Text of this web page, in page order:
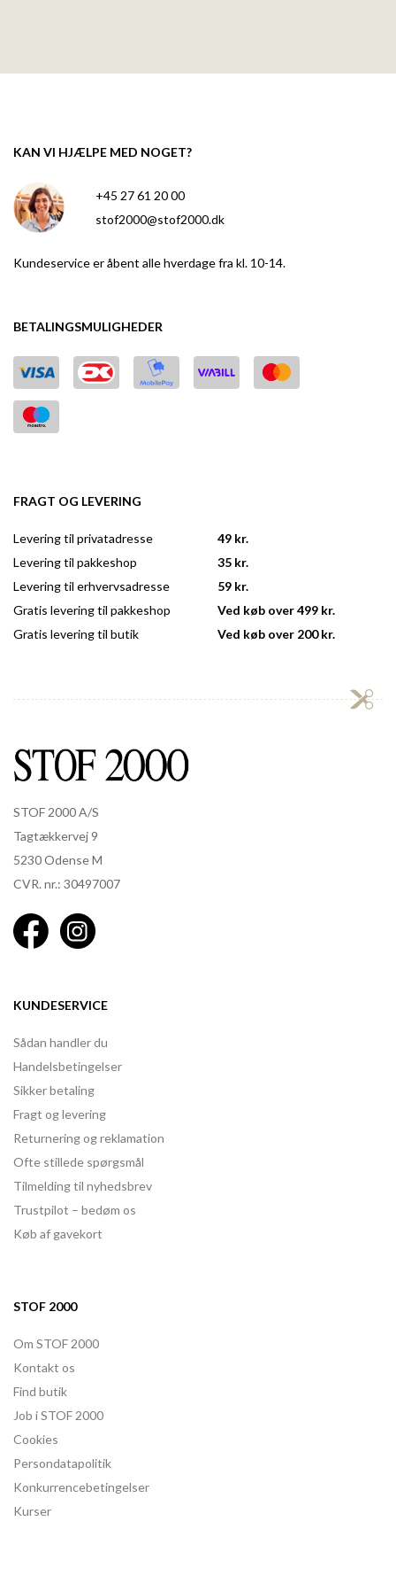
KAN VI HJÆLPE MED NOGET?
+45 27 61 20 00
stof2000@stof2000.dk
Kundeservice er åbent alle hverdage fra kl. 10-14.
BETALINGSMULIGHEDER
FRAGT OG LEVERING
Levering til privatadresse
Levering til pakkeshop
Levering til erhvervsadresse
Gratis levering til pakkeshop
Gratis levering til butik
49 kr.
35 kr.
59 kr.
Ved køb over 499 kr.
Ved køb over 200 kr.
STOF 2000 A/S
Tagtækkervej 9
5230 Odense M
CVR. nr.: 30497007
KUNDESERVICE
Sådan handler du
Handelsbetingelser
Sikker betaling
Fragt og levering
Returnering og reklamation
Ofte stillede spørgsmål
Tilmelding til nyhedsbrev
Trustpilot – bedøm os
Køb af gavekort
STOF 2000
Om STOF 2000
Kontakt os
Find butik
Job i STOF 2000
Cookies
Persondatapolitik
Konkurrencebetingelser
Kurser